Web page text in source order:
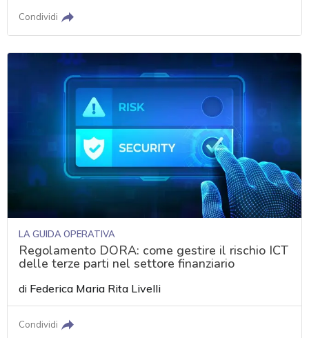
Condividi
LA GUIDA OPERATIVA
Regolamento DORA: come gestire il rischio ICT
delle terze parti nel settore finanziario
di Federica Maria Rita Livelli
Condividi